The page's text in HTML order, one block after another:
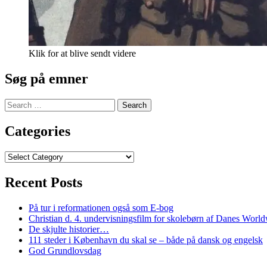
Klik for at blive sendt videre
Søg på emner
Search
for:
Categories
Categories
Recent Posts
På tur i reformationen også som E-bog
Christian d. 4. undervisningsfilm for skolebørn af Danes
De skjulte historier…
111 steder i København du skal se – både på dansk og engelsk
God Grundlovsdag